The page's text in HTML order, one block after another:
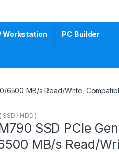
Workstation PC Builder
6500 MB/s Read/Write,
/ HDD )
SSD PCIe
MB/s Read/